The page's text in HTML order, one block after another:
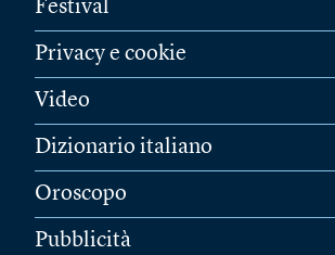
Festival
Privacy e cookie
Video
Dizionario italiano
Oroscopo
Pubblicità